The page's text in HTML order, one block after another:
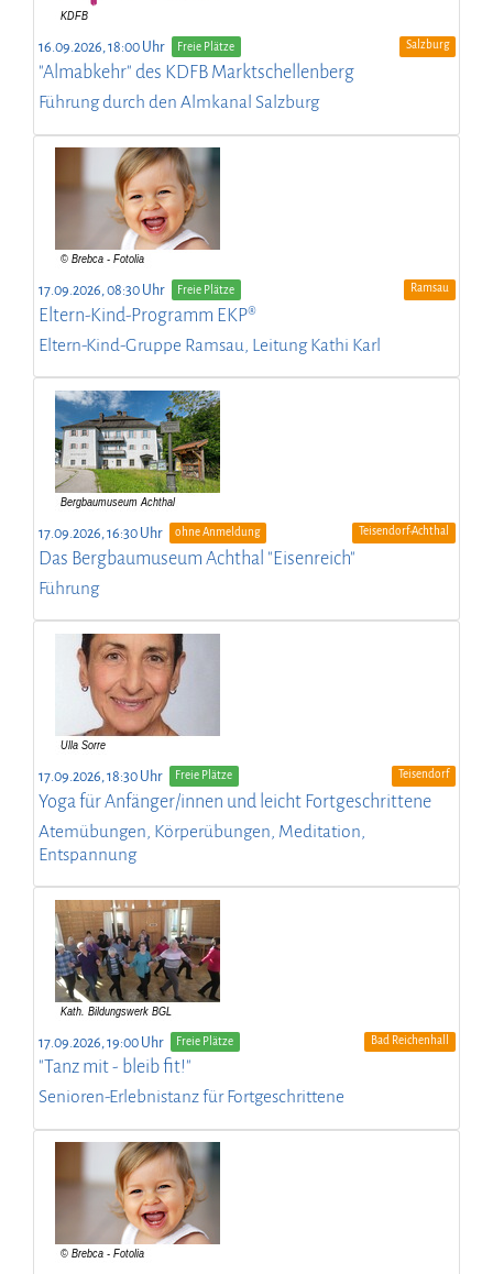
16.09.2026, 18:00 Uhr Freie Plätze Salzburg
"Almabkehr" des KDFB Marktschellenberg
Führung durch den Almkanal Salzburg
17.09.2026, 08:30 Uhr Freie Plätze Ramsau
Eltern-Kind-Programm EKP®
Eltern-Kind-Gruppe Ramsau, Leitung Kathi Karl
17.09.2026, 16:30 Uhr ohne Anmeldung Teisendorf-Achthal
Das Bergbaumuseum Achthal "Eisenreich"
Führung
17.09.2026, 18:30 Uhr Freie Plätze Teisendorf
Yoga für Anfänger/innen und leicht Fortgeschrittene
Atemübungen, Körperübungen, Meditation,
Entspannung
17.09.2026, 19:00 Uhr Freie Plätze Bad Reichenhall
"Tanz mit - bleib fit!"
Senioren-Erlebnistanz für Fortgeschrittene